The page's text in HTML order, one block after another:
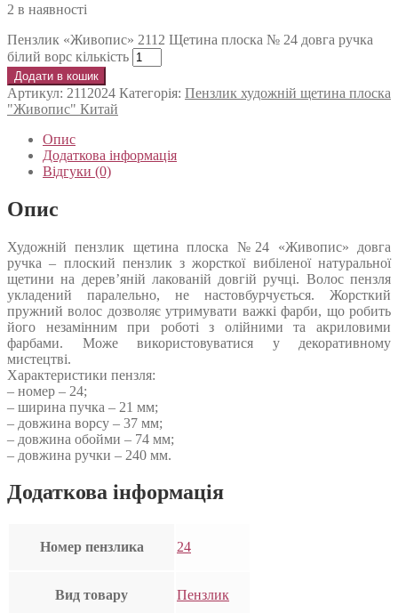
2 в наявності
Пензлик «Живопис» 2112 Щетина плоска № 24 довга ручка
білий ворс кількість
Додати в кошик
Артикул: 2112024 Категорія: Пензлик художній щетина плоска
"Живопис" Китай
Опис
Додаткова інформація
Відгуки (0)
Опис
Художній пензлик щетина плоска №24 «Живопис» довга
ручка – плоский пензлик з жорсткої вибіленої натуральної
щетини на дерев’яній лакованій довгій ручці. Волос пензля
укладений паралельно, не настовбурчується. Жорсткий
пружний волос дозволяє утримувати важкі фарби, що робить
його незамінним при роботі з олійними та акриловими
фарбами. Може використовуватися у декоративному
мистецтві.
Характеристики пензля:
– номер – 24;
– ширина пучка – 21 мм;
– довжина ворсу – 37 мм;
– довжина обойми – 74 мм;
– довжина ручки – 240 мм.
Додаткова інформація
Номер пензлика 24
Вид товару Пензлик